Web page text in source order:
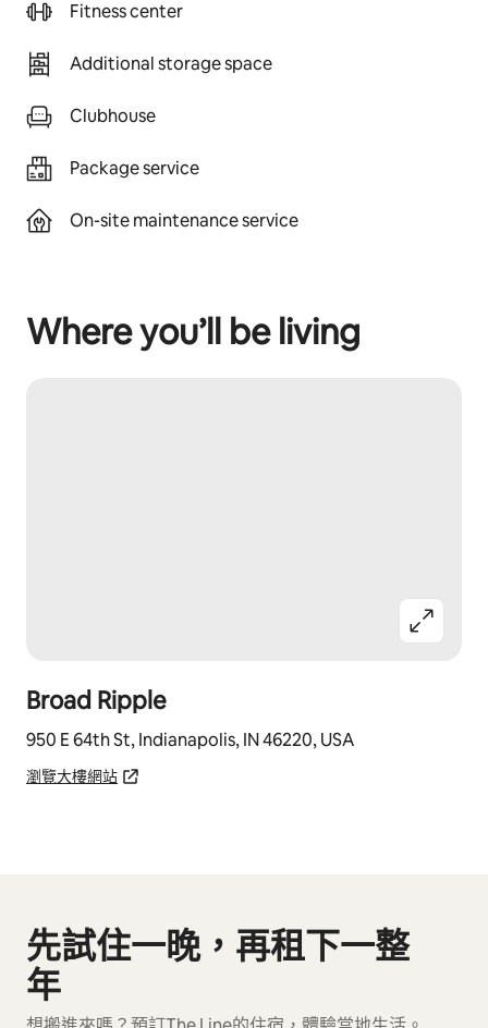
Fitness center
Additional storage space
Clubhouse
Package service
On-site maintenance service
Where you’ll be living
Broad Ripple
950 E 64th St, Indianapolis, IN 46220, USA
瀏覽大樓網站
先試住一晚，再租下一整
年
顯示 0 項，共 0 項